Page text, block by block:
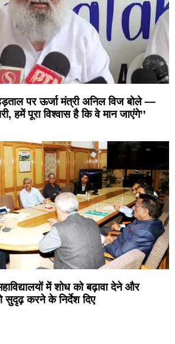
हड़ताल पर ऊर्जा मंत्री अनिल विज बोले —
हमें पूरा विश्वास है कि वे मान जाएंगे’’
में शोध को बढ़ावा देने और
सुदृढ़ करने के निर्देश दिए